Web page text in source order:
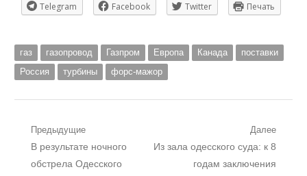
Telegram Facebook Twitter Печать
газ газопровод Газпром Европа Канада
поставки
Россия
турбины форс-мажор
Навигация
Предыдущие
Предыдущий
пост:
В результате ночного
обстрела Одесского
Далее
Следующий
Из зала одесского суда: к 8
годам заключения